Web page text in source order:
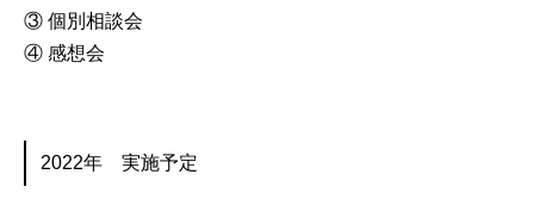
③ 個別相談会
④ 感想会
2022年 実施予定